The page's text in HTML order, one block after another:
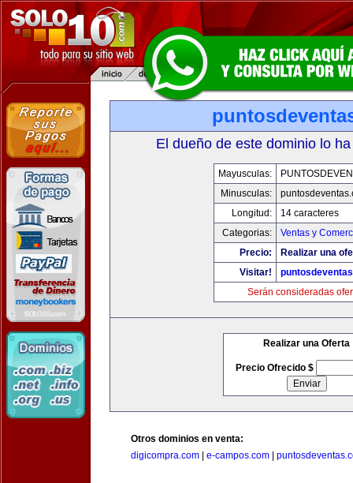
El dueño de este dominio lo
Mayusculas:
Minusculas:
Longitud:
14 caracteres
Categorias:
Ventas y
Precio:
Realizar una
Visitar!
Serán consideradas
Realizar una Oferta
Precio Ofrecido $
Otros dominios en venta:
digicompra.com
e-campos.com